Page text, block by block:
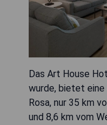
Das Art House
wurde, bietet
Rosa, nur 35 km
und 8,6 km vom